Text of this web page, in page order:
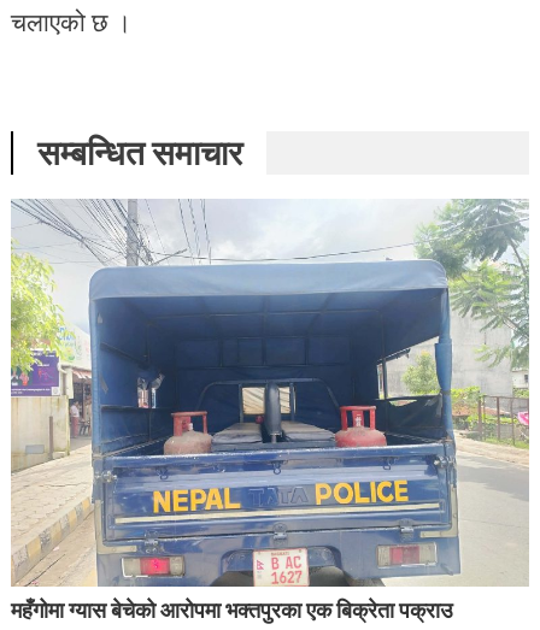
चलाएको छ ।
सम्बन्धित समाचार
महँगोमा ग्यास बेचेको आरोपमा भक्तपुरका एक बिक्रेता पक्राउ